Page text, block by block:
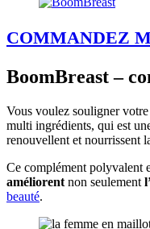
COMMANDEZ
BoomBreast –
Vous voulez souligner
multi ingrédients, qui est
renouvellent et nourrissent
Ce complément polyvalent
améliorent non seulement
beauté.